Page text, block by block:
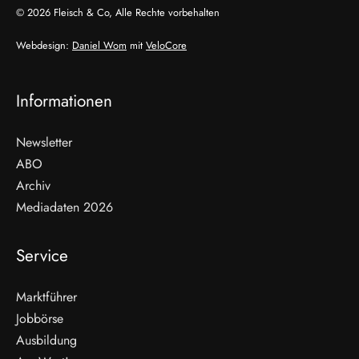
© 2026 Fleisch & Co, Alle Rechte vorbehalten
Webdesign: Daniel Wom mit VeloCore
Informationen
Newsletter
ABO
Archiv
Mediadaten 2026
Service
Marktführer
Jobbörse
Ausbildung